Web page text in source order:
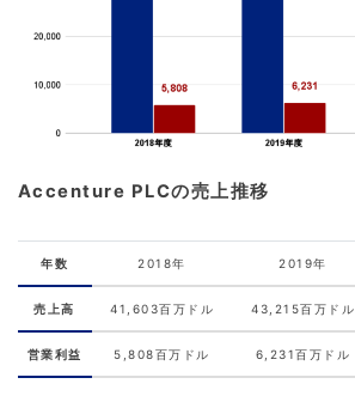
Accenture PLCの売上推移
年数 2018年 2019年
売上高 41,603百万ドル 43,215百万ドル
営業利益 5,808百万ドル 6,231百万ドル